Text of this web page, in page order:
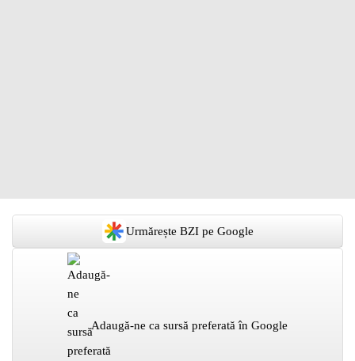
Urmărește BZI pe Google
Adaugă-ne ca sursă preferată în Google